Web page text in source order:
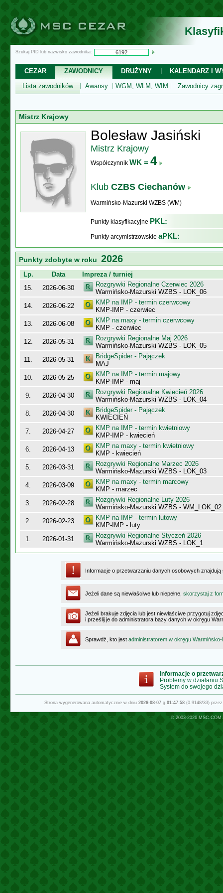
Szukaj PID lub nazwisko zawodnika:
CEZAR ZAWODNICY DRUŻYNY
KALENDARZ I
Lista zawodników
Awansy WGM, WLM, WIM Zawodnicy
Mistrz Krajowy
Bolesław Jasiński
Mistrz Krajowy
Współczynnik WK = 4
Klub CZBS Ciechanów
Warmińsko-Mazurski WZBS (WM)
Punkty klasyfikacyjne PKL:
Punkty arcymistrzowskie aPKL:
Punkty zdobyte w roku 2026
Lp. Data
Impreza / turniej
15.
2026-06-30
Rozgrywki Regionalne Czerwiec 2026
Warmińsko-Mazurski WZBS - LOK_06
14.
2026-06-22
KMP na IMP - termin czerwcowy
KMP-IMP - czerwiec
13.
2026-06-08
KMP na maxy - termin czerwcowy
KMP - czerwiec
12.
2026-05-31
Rozgrywki Regionalne Maj 2026
Warmińsko-Mazurski WZBS - LOK_05
11.
2026-05-31
BridgeSpider - Pajączek
MAJ
10.
2026-05-25
KMP na IMP - termin majowy
KMP-IMP - maj
9.
2026-04-30
Rozgrywki Regionalne Kwiecień 2026
Warmińsko-Mazurski WZBS - LOK_04
8.
2026-04-30
BridgeSpider - Pajączek
KWIECIEŃ
7.
2026-04-27
KMP na IMP - termin kwietniowy
KMP-IMP - kwiecień
6.
2026-04-13
KMP na maxy - termin kwietniowy
KMP - kwiecień
5.
2026-03-31
Rozgrywki Regionalne Marzec 2026
Warmińsko-Mazurski WZBS - LOK_03
4.
2026-03-09
KMP na maxy - termin marcowy
KMP - marzec
3.
2026-02-28
Rozgrywki Regionalne Luty 2026
Warmińsko-Mazurski WZBS - WM_LOK_02
2.
2026-02-23
KMP na IMP - termin lutowy
KMP-IMP - luty
1.
2026-01-31
Rozgrywki Regionalne Styczeń 2026
Warmińsko-Mazurski WZBS - LOK_1
Informacje o przetwarzaniu danych osobowych
Jeżeli dane są niewłaściwe lub niepełne, skorzystaj z
Jeżeli brakuje zdjęcia lub jest niewłaściwe przygotuj
i prześlij je do administratora bazy danych w okręgu
Sprawdź, kto jest administratorem w okręgu
Informacje o
Problemy w działaniu
System do swojego
Strona wygenerowana automatycznie w dniu 2026-08-07g.01:47:58(0.9148/33)
© 2003-2026